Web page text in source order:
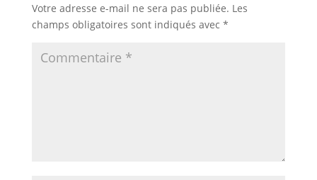
Votre adresse e-mail ne sera pas publiée. Les
champs obligatoires sont indiqués avec *